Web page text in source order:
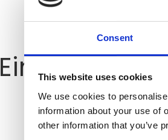
Consent
This website uses cookies
We use cookies to
information about your use of
other information that you’ve
Einheitliche